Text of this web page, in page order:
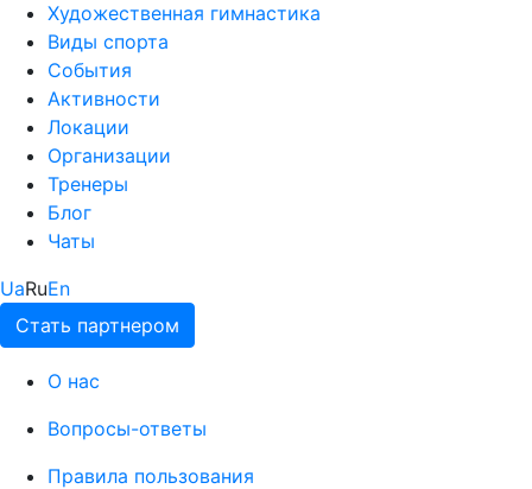
Художественная гимнастика
Виды спорта
События
Активности
Локации
Организации
Тренеры
Блог
Чаты
UaRuEn
Стать партнером
О нас
Вопросы-ответы
Правила пользования